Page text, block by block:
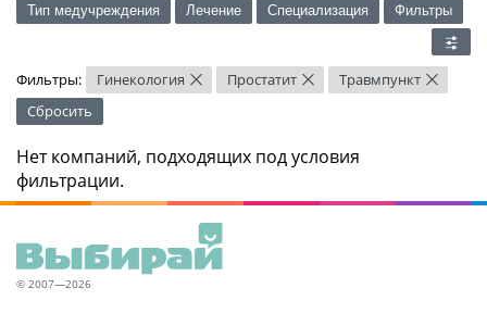
Тип медучреждения Лечение Специализация Фильтры
Фильтры: Гинекология × Простатит × Травмпункт ×
Сбросить
Нет компаний, подходящих под условия
фильтрации.
© 2007—2026